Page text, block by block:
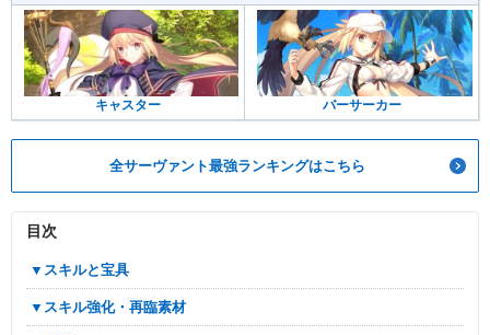
キャスター バーサーカー
全サーヴァント最強ランキングはこちら
目次
▼スキルと宝具
▼スキル強化・再臨素材